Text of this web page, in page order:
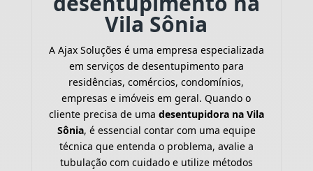
Vila Sônia
A Ajax Soluções é uma empresa especializada
em serviços de desentupimento para
residências, comércios, condomínios,
empresas e imóveis em geral. Quando o
cliente precisa de uma desentupidora na Vila
Sônia, é essencial contar com uma equipe
técnica que entenda o problema, avalie a
tubulação com cuidado e utilize métodos